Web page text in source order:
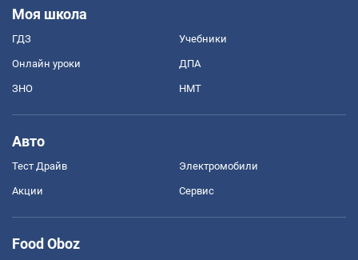
Моя школа
ГДЗ Учебники
Онлайн уроки ДПА
ЗНО НМТ
Авто
Тест Драйв Электромобили
Акции Сервис
Food Oboz